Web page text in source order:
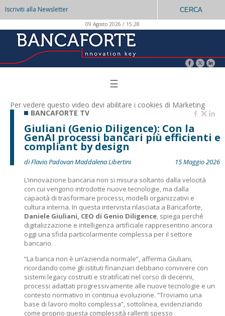
Iscriviti alla Newsletter CERCA
09 Agosto 2026 / 15:28
☰
Per vedere questo video devi abilitare i cookies di Marketing
BANCAFORTE TV
Giuliani (Genio Diligence): Con la
GenAI processi bancari più efficienti e
compliant by design
di Flavio Padovan Maddalena Libertini
15 Maggio 2026
L’innovazione bancaria non si misura soltanto dalla velocità
con cui vengono introdotte nuove tecnologie, ma dalla
capacità di trasformare processi, modelli organizzativi e
cultura interna. In questa intervista rilasciata a Bancaforte,
Daniele Giuliani, CEO di Genio Diligence, spiega perché
digitalizzazione e intelligenza artificiale rappresentino ancora
oggi una sfida particolarmente complessa per il settore
bancario.
“La banca non è un’azienda normale”, afferma Giuliani,
ricordando come gli istituti finanziari debbano convivere con
sistemi legacy costruiti e stratificati nel corso di decenni,
processi adattati progressivamente alle nuove tecnologie e un
contesto normativo in continua evoluzione. “Troviamo una
base di lavoro molto complessa”, sottolinea, evidenziando
come proprio questa complessità rallenti spesso